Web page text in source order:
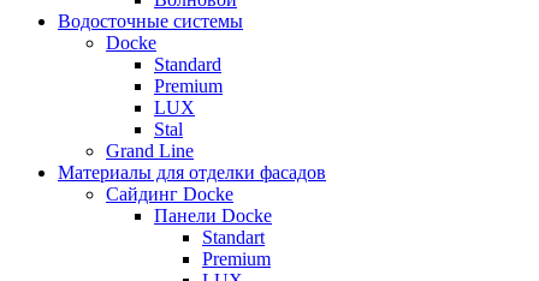
Водосточные системы
Docke
Standard
Premium
LUX
Stal
Grand Line
Материалы для отделки фасадов
Сайдинг Docke
Панели Docke
Standart
Premium